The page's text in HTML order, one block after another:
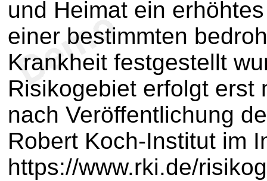
und Heimat ein
einer bestimmten
Krankheit festgestellt
Risikogebiet erfolgt erst
nach Veröffentlichung
Robert Koch-Institut im
https://www.rki.de/